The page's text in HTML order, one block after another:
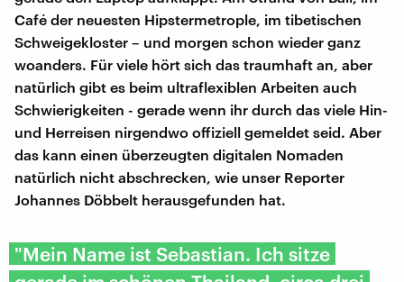
Café der neuesten Hipstermetrople, im tibetischen
Schweigekloster – und morgen schon wieder ganz
woanders. Für viele hört sich das traumhaft an, aber
natürlich gibt es beim ultraflexiblen Arbeiten auch
Schwierigkeiten - gerade wenn ihr durch das viele Hin-
und Herreisen nirgendwo offiziell gemeldet seid. Aber
das kann einen überzeugten digitalen Nomaden
natürlich nicht abschrecken, wie unser Reporter
Johannes Döbbelt herausgefunden hat.
"Mein Name ist Sebastian. Ich sitze